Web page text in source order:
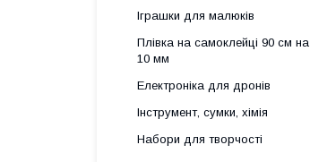
Іграшки для малюків
Плівка на самоклейці 90 см на
10 мм
Електроніка для дронів
Інструмент, сумки, хімія
Набори для творчості